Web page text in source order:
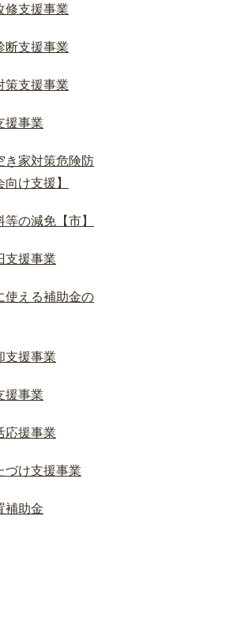
修支援事業
断支援事業
策支援事業
援事業
き家対策危険防
け支援】
の減免【市】
支援事業
使える補助金の
支援事業
援事業
応援事業
づけ支援事業
補助金